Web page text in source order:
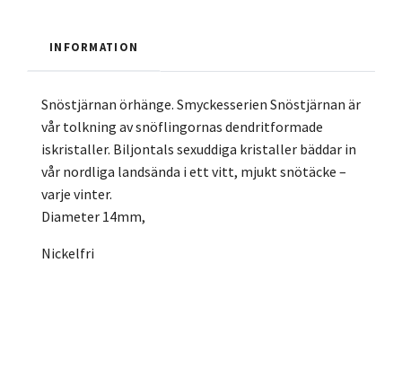
INFORMATION
Snöstjärnan örhänge. Smyckesserien Snöstjärnan är
vår tolkning av snöflingornas dendritformade
iskristaller. Biljontals sexuddiga kristaller bäddar in
vår nordliga landsända i ett vitt, mjukt snötäcke –
varje vinter.
Diameter 14mm,
Nickelfri